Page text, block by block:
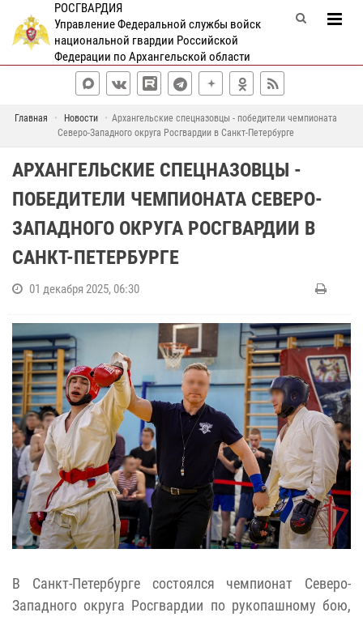
РОСГВАРДИЯ
Управление Федеральной службы войск
национальной гвардии Российской
Федерации по Архангельской области
Главная Новости
Архангельские спецназовцы - победители чемпионата
Северо-Западного округа Росгвардии в Санкт-Петербурге
АРХАНГЕЛЬСКИЕ СПЕЦНАЗОВЦЫ -
ПОБЕДИТЕЛИ ЧЕМПИОНАТА СЕВЕРО-
ЗАПАДНОГО ОКРУГА РОСГВАРДИИ В
САНКТ-ПЕТЕРБУРГЕ
01 декабря 2025, 06:30
В Санкт-Петербурге состоялся чемпионат Северо-
Западного округа Росгвардии по рукопашному бою,